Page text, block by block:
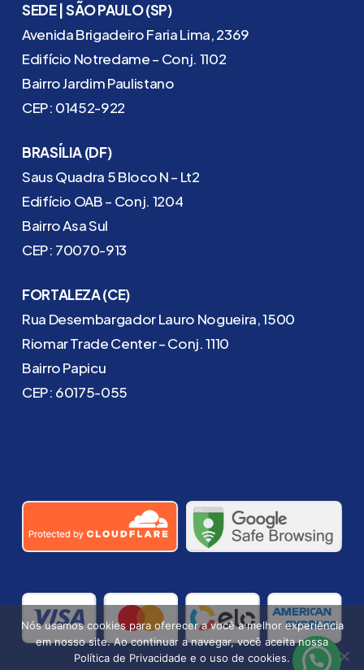
SEDE | SÃO PAULO (SP)
Avenida Brigadeiro Faria Lima, 2369
Edifício Notredame – Conj. 1102
Bairro Jardim Paulistano
CEP: 01452-922
BRASÍLIA (DF)
Saus Quadra 5 Bloco N – Lt2
Edifício OAB – Conj. 1204
Bairro Asa Sul
CEP: 70070-913
FORTALEZA (CE)
Rua Desembargador Lauro Nogueira, 1500
Riomar Trade Center – Conj. 1110
Bairro Papicu
CEP: 60175-055
Nós usamos cookies para oferecer a você a melhor experiência
em nosso site. Ao continuar a navegar, você aceita nossa
Política de Privacidade e o uso de cookies.